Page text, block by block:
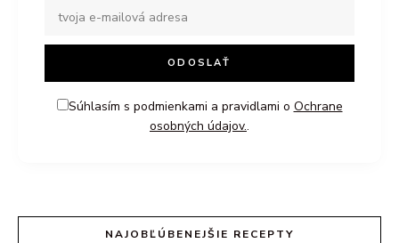
Súhlasím s podmienkami a pravidlami o Ochrane
osobných údajov..
NAJOBĽÚBENEJŠIE RECEPTY